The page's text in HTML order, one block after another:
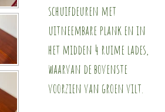
schuifdeuren met
uitneembare plank en in
het midden 4 ruime lades,
waarvan de bovenste
voorzien van groen vilt.